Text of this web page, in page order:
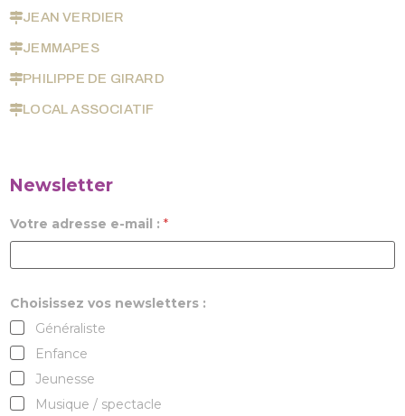
JEAN VERDIER
JEMMAPES
PHILIPPE DE GIRARD
LOCAL ASSOCIATIF
Newsletter
Votre adresse e-mail : *
Choisissez vos newsletters :
Généraliste
Enfance
Jeunesse
Musique / spectacle